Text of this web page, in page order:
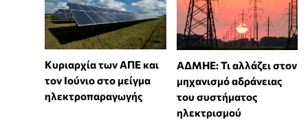
Κυριαρχία των ΑΠΕ και
τον Ιούνιο στο μείγμα
ηλεκτροπαραγωγής
ΑΔΜΗΕ: Τι αλλάζει στον
μηχανισμό αδράνειας
του συστήματος
ηλεκτρισμού